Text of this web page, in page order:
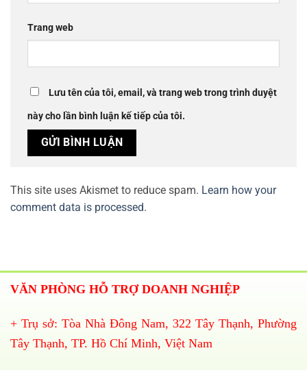
Trang web
Lưu tên của tôi, email, và trang web trong trình duyệt
này cho lần bình luận kế tiếp của tôi.
This site uses Akismet to reduce spam. Learn how your
comment data is processed.
VĂN PHÒNG HỖ TRỢ DOANH NGHIỆP
+ Trụ sở: Tòa Nhà Đông Nam, 322 Tây Thạnh, Phường
Tây Thạnh, TP. Hồ Chí Minh, Việt Nam